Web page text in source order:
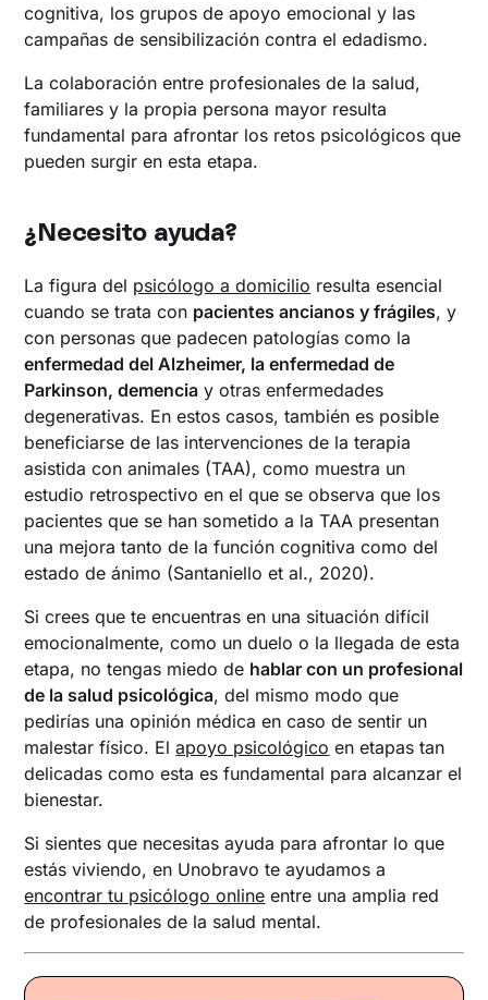
cognitiva, los grupos de apoyo emocional y las
campañas de sensibilización contra el edadismo.
La colaboración entre profesionales de la salud,
familiares y la propia persona mayor resulta
fundamental para afrontar los retos psicológicos que
pueden surgir en esta etapa.
¿Necesito ayuda?
La figura del psicólogo a domicilio resulta esencial
cuando se trata con pacientes ancianos y frágiles, y
con personas que padecen patologías como la
enfermedad del Alzheimer, la enfermedad de
Parkinson, demencia y otras enfermedades
degenerativas. En estos casos, también es posible
beneficiarse de las intervenciones de la terapia
asistida con animales (TAA), como muestra un
estudio retrospectivo en el que se observa que los
pacientes que se han sometido a la TAA presentan
una mejora tanto de la función cognitiva como del
estado de ánimo (Santaniello et al., 2020).
Si crees que te encuentras en una situación difícil
emocionalmente, como un duelo o la llegada de esta
etapa, no tengas miedo de hablar con un profesional
de la salud psicológica, del mismo modo que
pedirías una opinión médica en caso de sentir un
malestar físico. Elapoyo psicológico en etapas tan
delicadas como esta es fundamental para alcanzar el
bienestar.
Si sientes que necesitas ayuda para afrontar lo que
estás viviendo, en Unobravo te ayudamos a
encontrar tu psicólogo online entre una amplia red
de profesionales de la salud mental.